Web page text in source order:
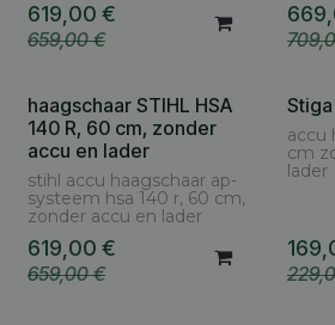
619,00 €
659,00€
haagschaar STIHL HSA
140 R, 60 cm, zonder
accu en lader
stihl accu haagschaar ap-
systeem hsa 140 r, 60 cm,
zonder accu en lader
619,00 €
659,00€
accu
cm
lader